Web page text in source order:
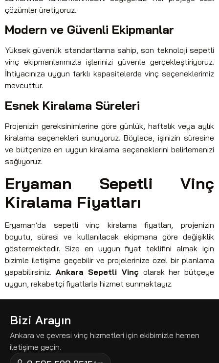
çözümler üretiyoruz.
Modern ve Güvenli Ekipmanlar
Yüksek güvenlik standartlarına sahip, son teknoloji sepetli
vinç ekipmanlarımızla işlerinizi güvenle gerçekleştiriyoruz.
İhtiyacınıza uygun farklı kapasitelerde vinç seçeneklerimiz
mevcuttur.
Esnek Kiralama Süreleri
Projenizin gereksinimlerine göre günlük, haftalık veya aylık
kiralama seçenekleri sunuyoruz. Böylece, işinizin süresine
ve bütçenize en uygun kiralama seçeneklerini belirlemenizi
sağlıyoruz.
Eryaman Sepetli Vinç
Kiralama Fiyatları
Eryaman’da sepetli vinç kiralama fiyatları, projenizin
boyutu, süresi ve kullanılacak ekipmana göre değişiklik
göstermektedir. Size en uygun fiyat teklifini almak için
bizimle iletişime geçebilir ve projelerinize özel bir planlama
yapabilirsiniz. Ankara Sepetli Vinç olarak her bütçeye
uygun, rekabetçi fiyatlarla hizmet sunmaktayız.
Bizi Arayın
Ankara ve çevresi vinç hizmetleri için ekibimizle hemen
iletişime geçin.